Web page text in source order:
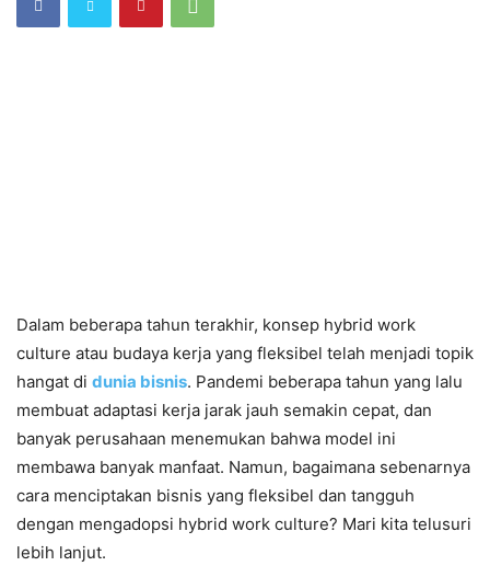
Dalam beberapa tahun terakhir, konsep hybrid work
culture atau budaya kerja yang fleksibel telah menjadi topik
hangat di dunia bisnis. Pandemi beberapa tahun yang lalu
membuat adaptasi kerja jarak jauh semakin cepat, dan
banyak perusahaan menemukan bahwa model ini
membawa banyak manfaat. Namun, bagaimana sebenarnya
cara menciptakan bisnis yang fleksibel dan tangguh
dengan mengadopsi hybrid work culture? Mari kita telusuri
lebih lanjut.